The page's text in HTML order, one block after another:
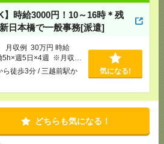
】時給3000円！10～16時＊残
日本橋で一般事務[派遣]
月収例 30万円 時給
5h×週5日×4週 ※月収例
のではありません。※給
ービス利用可（利用条件
ら徒歩3分 / 三越前駅か
気になる!
どちらも気になる！
時短勤務！船外機メーカーで
派遣]
月収例】228,000円
払いサービスあり
3分 /赤羽駅からバス